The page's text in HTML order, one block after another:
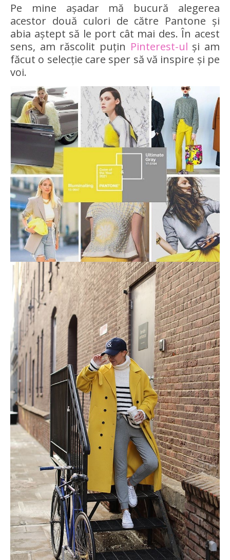
Pe mine așadar mă bucură alegerea
acestor două culori de către Pantone și
abia aștept să le port cât mai des. În acest
sens, am răscolit puțin Pinterest-ul și am
făcut o selecție care sper să vă inspire și pe
voi.